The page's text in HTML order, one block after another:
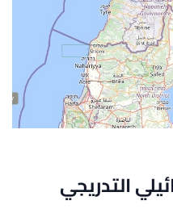
التدريجي